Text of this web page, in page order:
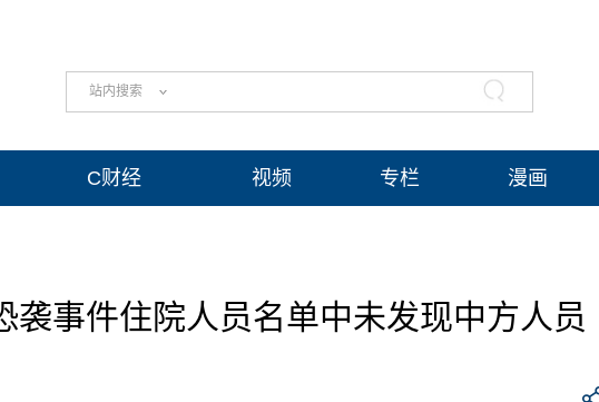
站内搜索
C财经 视频 专栏 漫画
袭事件住院人员名单中未发现中方人员